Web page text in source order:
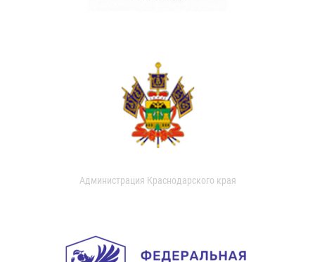
Администрация Краснодарского края